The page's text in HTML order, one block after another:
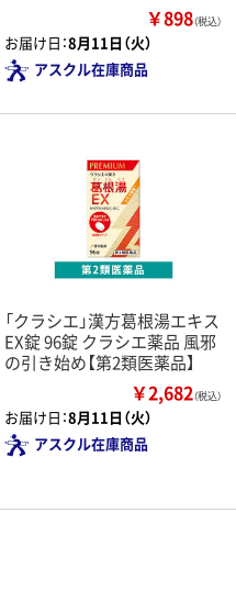
￥898（税込）
お届け日：8月11日（火）
アスクル在庫商品
「クラシエ」漢方葛根湯エキス
EX錠 96錠 クラシエ薬品 風邪
の引き始め【第2類医薬品】
￥2,682（税込）
お届け日：8月11日（火）
アスクル在庫商品